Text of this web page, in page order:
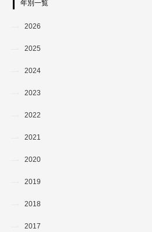
年別一覧
2026
2025
2024
2023
2022
2021
2020
2019
2018
2017